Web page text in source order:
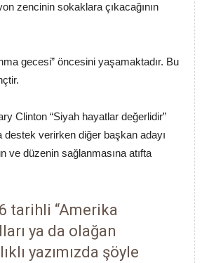
zencinin sokaklara çıkacağının
gecesi” öncesini yaşamaktadır. Bu
Clinton “Siyah hayatlar değerlidir”
destek verirken diğer başkan adayı
ve düzenin sağlanmasına atıfta
tarihli “Amerika
ya da olağan
yazımızda şöyle